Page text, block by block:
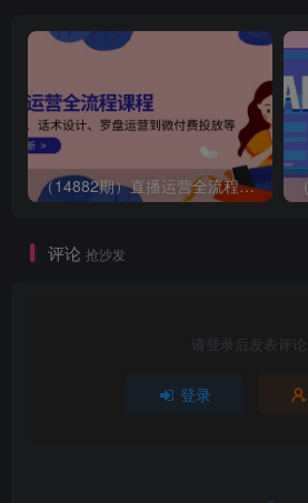
（14882期）直播运营全流程课程-5月更新：从起号、话术设计、罗盘运营到微付费投放等
评论 抢沙发
请登录后发表评论
登录